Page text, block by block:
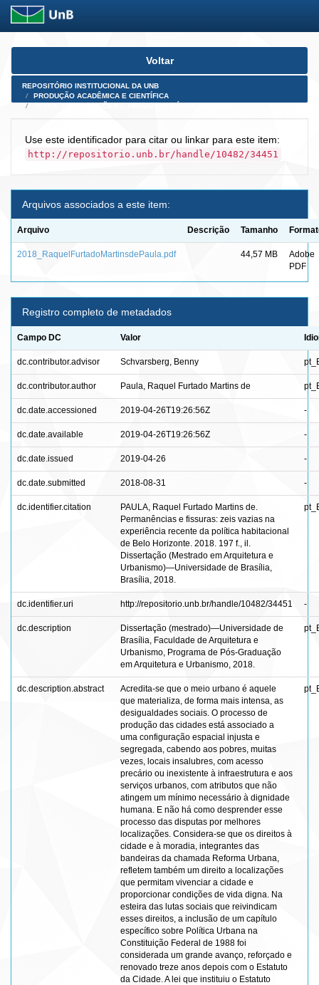
Skip
Voltar
REPOSITÓRIO INSTITUCIONAL DA UNB
PRODUÇÃO ACADÊMICA E CIENTÍFICA
Use este identificador para citar ou linkar para este item:
http://repositorio.unb.br/handle/10482/34451
Arquivos associados a este item:
Arquivo Descrição Tamanho
2018_RaquelFurtadoMartinsdePaula.pdf 44,57 MB
Adobe
PDF
Registro completo de metadados
Campo DC Valor
dc.contributor.advisor Schvarsberg, Benny
dc.contributor.author Paula, Raquel Furtado Martins de
dc.date.accessioned 2019-04-26T19:26:56Z -
dc.date.available 2019-04-26T19:26:56Z -
dc.date.issued 2019-04-26 -
dc.date.submitted 2018-08-31 -
dc.identifier.citation
PAULA, Raquel Furtado Martins de.
Permanências e fissuras: zeis vazias na
experiência recente da política habitacional
de Belo Horizonte. 2018. 197 f., il.
Dissertação (Mestrado em Arquitetura e
Urbanismo)—Universidade de Brasília,
Brasília, 2018.
dc.identifier.uri http://repositorio.unb.br/handle/10482/34451 -
dc.description
Dissertação (mestrado)—Universidade de
Brasília, Faculdade de Arquitetura e
Urbanismo, Programa de Pós-Graduação
em Arquitetura e Urbanismo, 2018.
dc.description.abstract
Acredita-se que o meio urbano é aquele
que materializa, de forma mais intensa, as
desigualdades sociais. O processo de
produção das cidades está associado a
uma configuração espacial injusta e
segregada, cabendo aos pobres, muitas
vezes, locais insalubres, com acesso
precário ou inexistente à infraestrutura e aos
serviços urbanos, com atributos que não
atingem um mínimo necessário à dignidade
humana. E não há como desprender esse
processo das disputas por melhores
localizações. Considera-se que os direitos à
cidade e à moradia, integrantes das
bandeiras da chamada Reforma Urbana,
refletem também um direito a localizações
que permitam vivenciar a cidade e
proporcionar condições de vida digna. Na
esteira das lutas sociais que reivindicam
esses direitos, a inclusão de um capítulo
específico sobre Política Urbana na
Constituição Federal de 1988 foi
considerada um grande avanço, reforçado e
renovado treze anos depois com o Estatuto
da Cidade. A lei que instituiu o Estatuto